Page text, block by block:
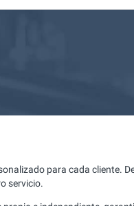
para cada cliente.
servicio.